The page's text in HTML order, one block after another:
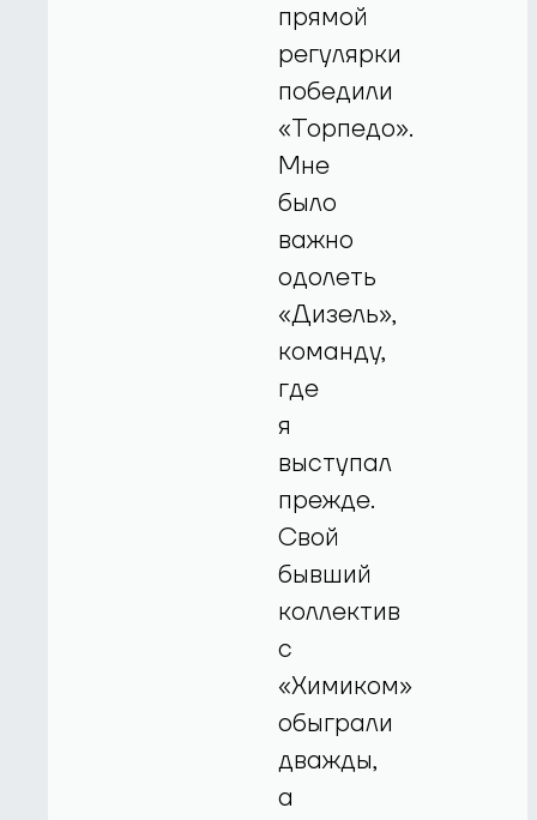
прямой
регулярки
победили
«Торпедо».
Мне
было
важно
одолеть
«Дизель»,
команду,
где
я
выступал
прежде.
Свой
бывший
коллектив
с
«Химиком»
обыграли
дважды,
а